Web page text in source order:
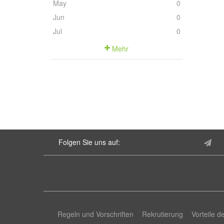
May
0
Jun
0
Jul
0
Mehr
Folgen Sie uns auf:
Regeln und Vorschriften Rekrutierung Vorteile